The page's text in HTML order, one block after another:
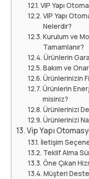
VIP Yapı
VIP Yapı
Nelerdir?
Kurulum ve
Tamamlanır?
Ürünlerin
Bakım ve
Ürünlerinizin
Ürünlerin
misiniz?
Ürünlerinizi
Ürünlerinizi
Vip Yapı
İletişim
Teklif Alma
Öne Çıkan
Müşteri